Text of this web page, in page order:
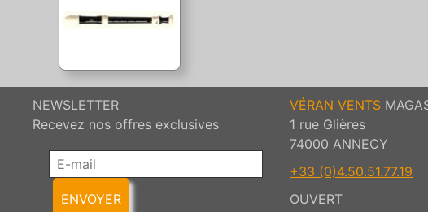
NEWSLETTER
Recevez nos offres exclusives
ENVOYER
VÉRAN VENTS
1 rue Glières
74000 ANNECY
+33 (0)4.50.51.77.19
OUVERT